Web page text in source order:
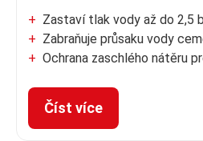
Zastaví tlak vody až do 2,5
Zabraňuje průsaku vody
Ochrana zaschlého nátěru
Číst více